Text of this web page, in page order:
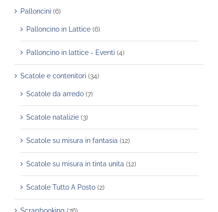
Palloncini (6)
Palloncino in Lattice (6)
Palloncino in lattice - Eventi (4)
Scatole e contenitori (34)
Scatole da arredo (7)
Scatole natalizie (3)
Scatole su misura in fantasia (12)
Scatole su misura in tinta unita (12)
Scatole Tutto A Posto (2)